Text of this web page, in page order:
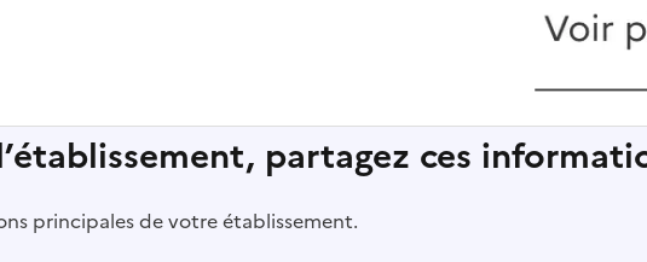
partagez ces
principales de votre établissement.